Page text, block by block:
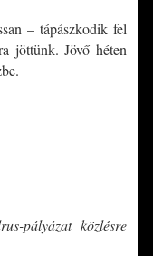
– tápászkodik fel
jöttünk. Jövő héten
pályázat közlésre